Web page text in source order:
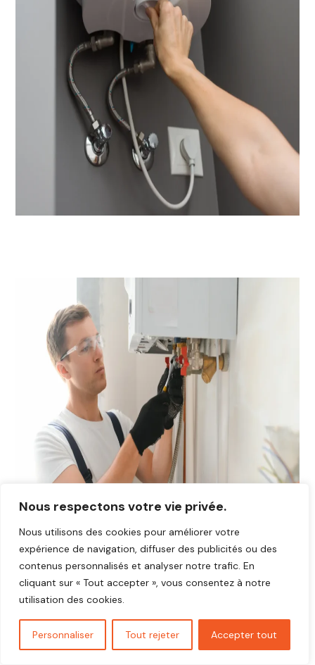
Nous respectons votre vie privée.
Nous utilisons des cookies pour améliorer votre
expérience de navigation, diffuser des publicités ou des
contenus personnalisés et analyser notre trafic. En
cliquant sur « Tout accepter », vous consentez à notre
utilisation des cookies.
Personnaliser Tout rejeter Accepter tout
Avis plombier La Pyle 27370
Vous cherchez un plombier fiable et réactif dans
Découvrez les avis de nos clients satisfaits qui ont
bénéficié d’interventions rapides, soignées et au juste prix.